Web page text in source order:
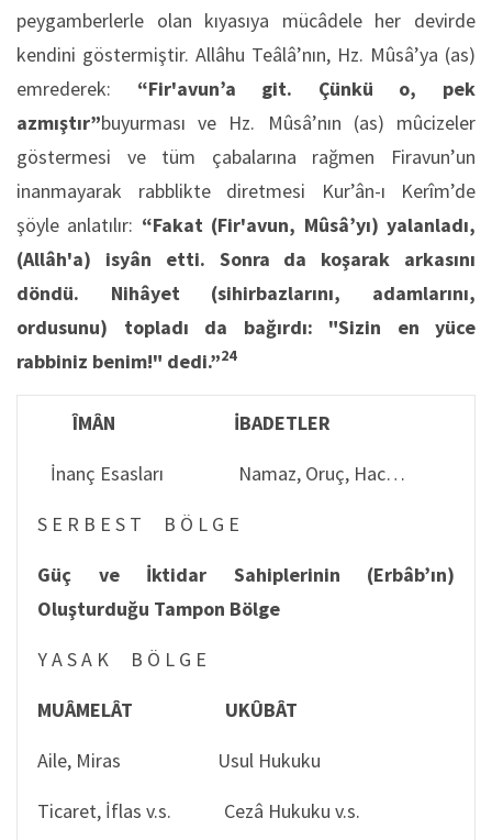
peygamberlerle olan kıyasıya mücâdele her devirde
kendini göstermiştir. Allâhu Teâlâ’nın, Hz. Mûsâ’ya (as)
emrederek: “Fir'avun’a git. Çünkü o, pek
azmıştır”buyurması ve Hz. Mûsâ’nın (as) mûcizeler
göstermesi ve tüm çabalarına rağmen Firavun’un
inanmayarak rabblikte diretmesi Kur’ân-ı Kerîm’de
şöyle anlatılır: “Fakat (Fir'avun, Mûsâ’yı) yalanladı,
(Allâh'a) isyân etti. Sonra da koşarak arkasını
döndü. Nihâyet (sihirbazlarını, adamlarını,
ordusunu) topladı da bağırdı: "Sizin en yüce
rabbiniz benim!" dedi.”24
ÎMÂN İBADETLER
İnanç Esasları Namaz, Oruç, Hac…
S E R B E S T B Ö L G E
Güç ve İktidar Sahiplerinin (Erbâb’ın)
Oluşturduğu Tampon Bölge
Y A S A K B Ö L G E
MUÂMELÂT UKÛBÂT
Aile, Miras Usul Hukuku
Ticaret, İflas v.s. Cezâ Hukuku v.s.